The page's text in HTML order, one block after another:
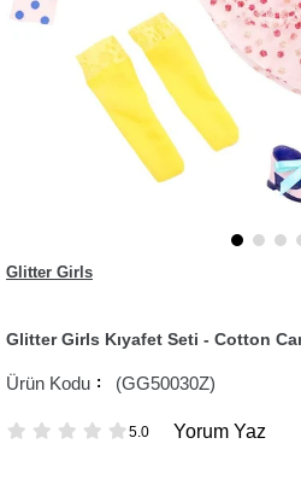
Glitter Girls
Glitter Girls Kıyafet Seti - Cotton
(GG50030Z)
5.0 Yorum Yaz